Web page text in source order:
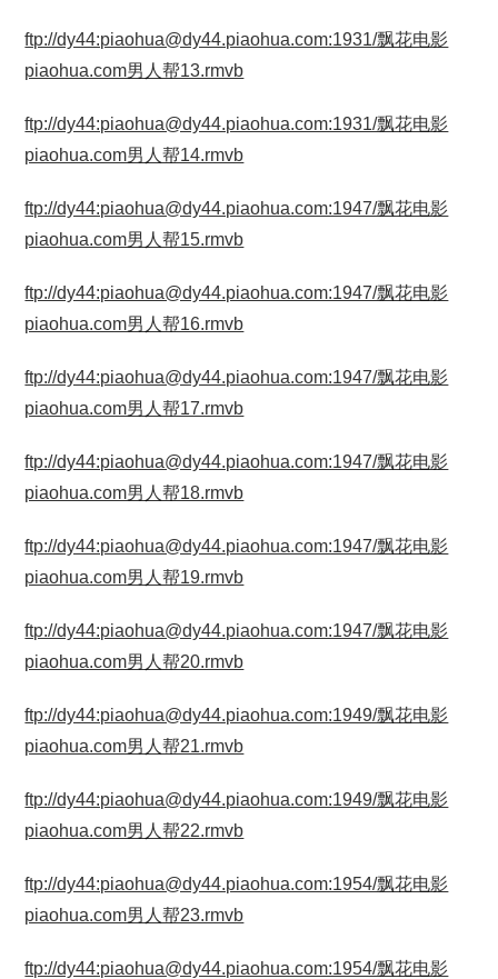
ftp://dy44:piaohua@dy44.piaohua.com:1931/飘花电影
piaohua.com男人帮13.rmvb
ftp://dy44:piaohua@dy44.piaohua.com:1931/飘花电影
piaohua.com男人帮14.rmvb
ftp://dy44:piaohua@dy44.piaohua.com:1947/飘花电影
piaohua.com男人帮15.rmvb
ftp://dy44:piaohua@dy44.piaohua.com:1947/飘花电影
piaohua.com男人帮16.rmvb
ftp://dy44:piaohua@dy44.piaohua.com:1947/飘花电影
piaohua.com男人帮17.rmvb
ftp://dy44:piaohua@dy44.piaohua.com:1947/飘花电影
piaohua.com男人帮18.rmvb
ftp://dy44:piaohua@dy44.piaohua.com:1947/飘花电影
piaohua.com男人帮19.rmvb
ftp://dy44:piaohua@dy44.piaohua.com:1947/飘花电影
piaohua.com男人帮20.rmvb
ftp://dy44:piaohua@dy44.piaohua.com:1949/飘花电影
piaohua.com男人帮21.rmvb
ftp://dy44:piaohua@dy44.piaohua.com:1949/飘花电影
piaohua.com男人帮22.rmvb
ftp://dy44:piaohua@dy44.piaohua.com:1954/飘花电影
piaohua.com男人帮23.rmvb
ftp://dy44:piaohua@dy44.piaohua.com:1954/飘花电影